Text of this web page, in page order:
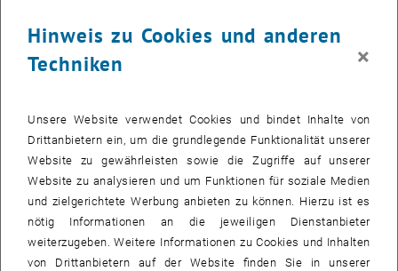
Forschungsbereich Baumechanik und Baudynamik
Karlsplatz 13/212-03
A-1040 Wien
Telefon:
+43 1 58801 20101
E-Mail:caroline.schneider@tuwien.ac.at
Zugang über:
Stiege 2, 3. Stock, Bauteil AE
Hinweis zu Cookies und anderen
Techniken
×
Unsere Website verwendet Cookies und bindet Inhalte von
Drittanbietern ein, um die grundlegende Funktionalität unserer
Website zu gewährleisten sowie die Zugriffe auf unserer
Website zu analysieren und um Funktionen für soziale Medien
und zielgerichtete Werbung anbieten zu können. Hierzu ist es
nötig Informationen an die jeweiligen Dienstanbieter
weiterzugeben. Weitere Informationen zu Cookies und Inhalten
von Drittanbietern auf der Website finden Sie in unserer